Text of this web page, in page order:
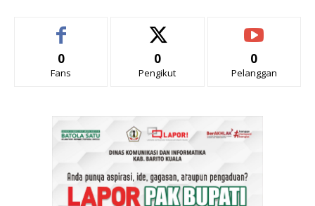
0
Fans
0
Pengikut
0
Pelanggan